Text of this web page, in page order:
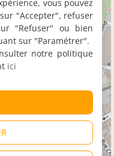
vous pouvez
"Accepter", refuser
"Refuser" ou bien
sur "Paramétrer".
notre politique
ici